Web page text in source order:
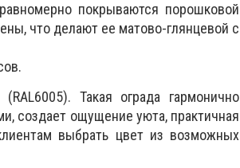
покрываются порошковой
что делают ее матово-глянцевой с
Такая ограда гармонично
создает ощущение уюта, практичная
выбрать цвет из возможных